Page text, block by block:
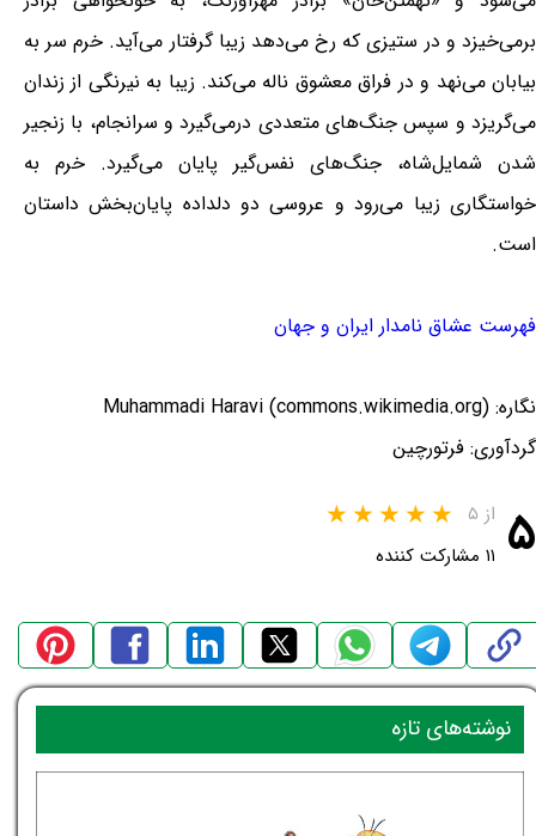
برمی‌خیزد و در ستیزی که رخ می‌دهد زیبا گرفتار می‌آید. خرم سر به
بیابان می‌نهد و در فراق معشوق ناله می‌کند. زیبا به نیرنگی از زندان
می‌گریزد و سپس جنگ‌های متعددی درمی‌گیرد و سرانجام، با زنجیر‌
شدن شمایل‌شاه، جنگ‌های نفس‌گیر پایان می‌گیرد. خرم به
خواستگاری زیبا می‌رود و عروسی دو دلداده پایان‌بخش داستان
است.
فهرست عشاق نامدار ایران و جهان
نگاره: Muhammadi Haravi (commons.wikimedia.org)
گردآوری: فرتورچین
۵ از ۵
۱۱ مشارکت کننده
نوشته‌های تازه